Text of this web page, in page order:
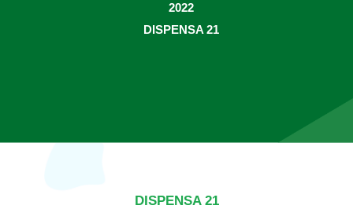
2022
DISPENSA 21
DISPENSA 21